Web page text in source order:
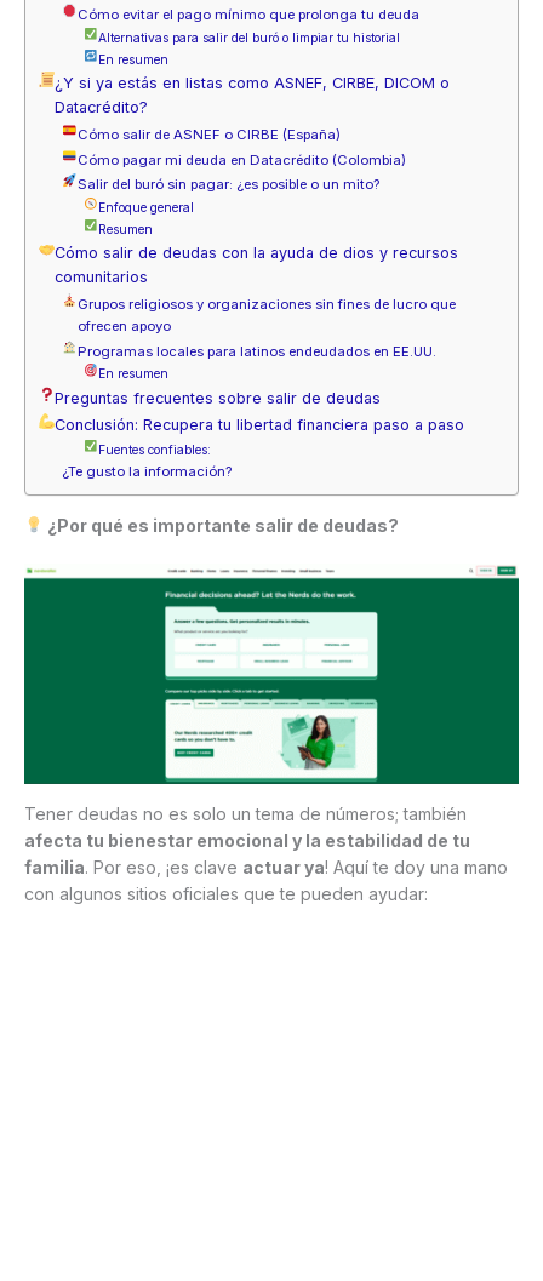
Cómo evitar el pago mínimo que prolonga tu deuda
Alternativas para salir del buró o limpiar tu historial
En resumen
¿Y si ya estás en listas como ASNEF, CIRBE, DICOM o
Datacrédito?
Cómo salir de ASNEF o CIRBE (España)
Cómo pagar mi deuda en Datacrédito (Colombia)
Salir del buró sin pagar: ¿es posible o un mito?
Enfoque general
Resumen
Cómo salir de deudas con la ayuda de dios y recursos
comunitarios
Grupos religiosos y organizaciones sin fines de lucro que
ofrecen apoyo
Programas locales para latinos endeudados en EE.UU.
En resumen
Preguntas frecuentes sobre salir de deudas
Conclusión: Recupera tu libertad financiera paso a paso
Fuentes confiables:
¿Te gusto la información?
¿Por qué es importante salir de deudas?
Tener deudas no es solo un tema de números; también
afecta tu bienestar emocional y la estabilidad de tu
familia. Por eso, ¡es clave actuar ya! Aquí te doy una mano
con algunos sitios oficiales que te pueden ayudar: